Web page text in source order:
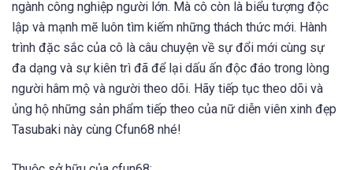
ngành công nghiệp người lớn. Mà cô còn là biểu tượng độc
lập và mạnh mẽ luôn tìm kiếm những thách thức mới. Hành
trình đặc sắc của cô là câu chuyện về sự đổi mới cùng sự
đa dạng và sự kiên trì đã để lại dấu ấn độc đáo trong lòng
người hâm mộ và người theo dõi. Hãy tiếp tục theo dõi và
ủng hộ những sản phẩm tiếp theo của nữ diễn viên xinh đẹp
Tasubaki này cùng Cfun68 nhé!